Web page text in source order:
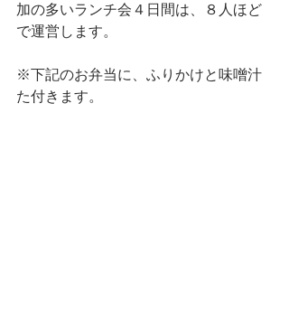
加の多いランチ会４日間は、８人ほど
で運営します。
※下記のお弁当に、ふりかけと味噌汁
た付きます。